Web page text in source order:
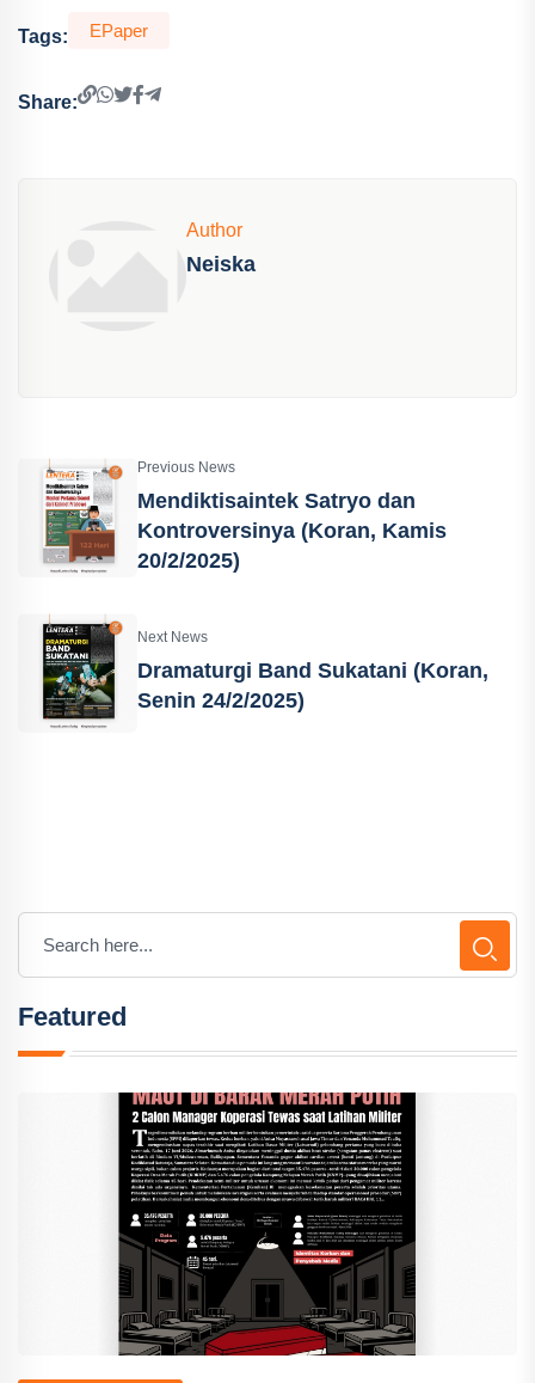
Tags: EPaper
Share:
Author
Neiska
Previous News
Mendiktisaintek Satryo dan
Kontroversinya (Koran, Kamis
20/2/2025)
Next News
Dramaturgi Band Sukatani (Koran,
Senin 24/2/2025)
Featured